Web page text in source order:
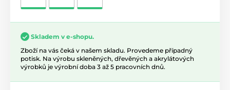
Skladem v e-shopu.
Zboží na vás čeká v našem skladu. Provedeme případný
potisk. Na výrobu skleněných, dřevěných a akrylátových
výrobků je výrobní doba 3 až 5 pracovních dnů.